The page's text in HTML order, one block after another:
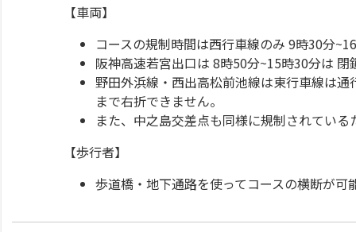
【車両】
コースの規制時間は西行車線のみ 9時30分
阪神高速若宮出口は 8時50分~15時30分は 閉
野田外浜線・西出高松前池線は東行車線は
まで右折できません。
また、中之島交差点も同様に規制されてい
【歩行者】
歩道橋・地下通路を使ってコースの横断が可